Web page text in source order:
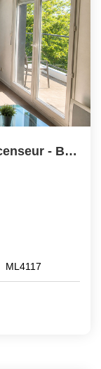
T3 ANGERS - Secteur Gare - Ascenseur - Balcon - Parking
ML4117